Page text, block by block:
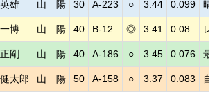
雄 山 陽 30 A-223 ○ 3.44 0.099 晴
博 山 陽 40 B-12 ◎ 3.41 0.08 レ
剛 山 陽 40 A-186 ○ 3.45 0.076 最
太郎 山 陽 50 A-158 ○ 3.37 0.083 自